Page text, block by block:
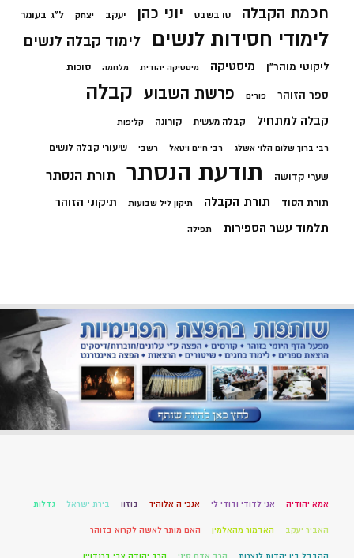
חכמת הקבלה טו בשבט יוני כהן יעקב יצחק ל"ג בעומר
לימודי חסידות לנשים לימוד קבלה לנשים
ליקוטי מוהר"ן מיסטיקה מיסטיקה יהודית מלחמה סוכות
ספר הזוהר פורים פרשת השבוע קבלה
קבלה למתחיל קבלה מעשית קורונה קליפות
רבי ברוך שלום הלוי אשלג רבי חיים ויטאל רשבי שיעורי קבלה לנשים
שערי קדושה תודעת הנסתר תורת הנסתר
תורת הסוד תורת הקבלה תיקון ליל שבועות תיקוני הזוהר
תלמוד עשר הספירות תפילה
אמא יהודיה אני לדודי ודודי לי אנכי ה אלוהיך בוזון בירת ישראל גדלות
האביר יעקב האדמור מהאלמין האם מותר לאשה לקרוא בזוהר
ההבדל בין יהדות לנצרות הרב אדם סיני הרב יהודה צבי ברנדויין